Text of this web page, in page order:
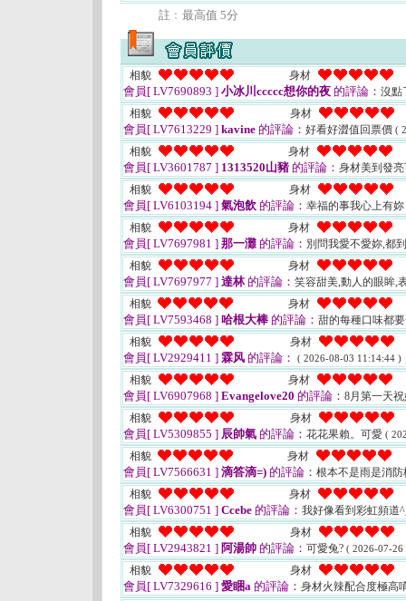
註﹕最高值 5分
相貌 身材
會員[ LV7690893 ] 小冰川ccccc想你的夜 的評論： 沒點
相貌
身材
會員[ LV7613229 ] kavine 的評論： 好看好澀值回票價 (
相貌 身材
會員[ LV3601787 ] 1313520山豬 的評論： 身材美到發
相貌
身材
會員[ LV6103194 ] 氣泡飲 的評論： 幸福的事我心上有
相貌
身材
會員[ LV7697981 ] 那一灘 的評論： 別問我愛不愛妳,都
相貌
身材
會員[ LV7697977 ] 達林的評論： 笑容甜美,動人的眼眸,
相貌
身材
會員[ LV7593468 ] 哈根大棒 的評論： 甜的每種口味都
相貌
身材
會員[ LV2929411 ] 霖风 的評論： ( 2026-08-03 11:14:44 )
相貌 身材
會員[ LV6907968 ] Evangelove20 的評論： 8月第一天
相貌
身材
會員[ LV5309855 ] 辰帥氣 的評論： 花花果賴。可愛 (
相貌 身材
會員[ LV7566631 ] 滴答滴=) 的評論： 根本不是雨是消
相貌
身材
會員[ LV6300751 ] Ccebe 的評論： 我好像看到彩虹頻道
相貌
身材
會員[ LV2943821 ] 阿湯帥 的評論： 可愛兔? ( 2026-07-26
相貌 身材
會員[ LV7329616 ] 愛睏a 的評論： 身材火辣配合度極高